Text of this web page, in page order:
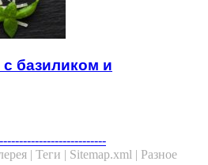
базиликом и
| Теги | Sitemap.xml | Разное